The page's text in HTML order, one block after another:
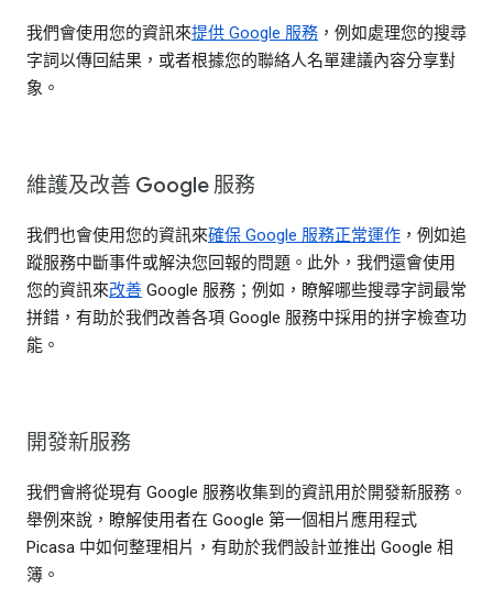
我們會使用您的資訊來提供 Google 服務 ，例如處理您的搜尋
字詞以傳回結果，或者根據您的聯絡人名單建議內容分享對
象。
維護及改善 Google 服務
我們也會使用您的資訊來確保 Google 服務正常運作 ，例如追
蹤服務中斷事件或解決您回報的問題。此外，我們還會使用
您的資訊來改善 Google 服務；例如，瞭解哪些搜尋字詞最常
拼錯，有助於我們改善各項 Google 服務中採用的拼字檢查功
能。
開發新服務
我們會將從現有 Google 服務收集到的資訊用於開發新服務。
舉例來說，瞭解使用者在 Google 第一個相片應用程式
Picasa 中如何整理相片，有助於我們設計並推出 Google 相
簿。